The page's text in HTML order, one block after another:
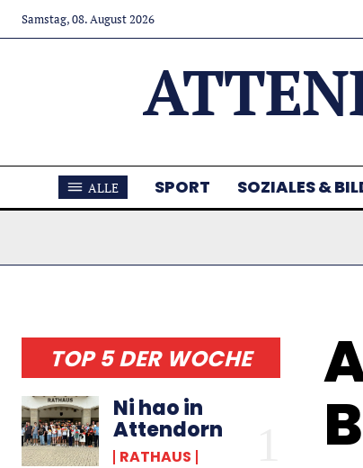
Samstag, 08. August 2026
ALLE SPORT SOZIALES &
TOP 5 DER WOCHE
Ni hao in
Attendorn
RATHAUS